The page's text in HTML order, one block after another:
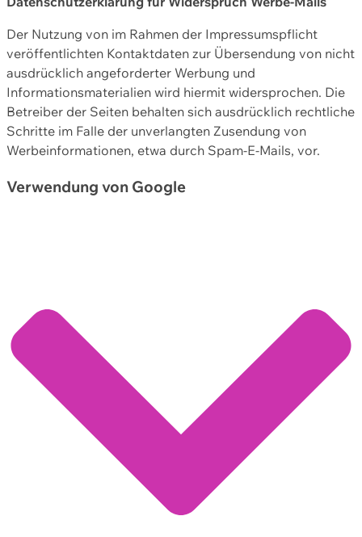
Der Nutzung von im Rahmen der Impressumspflicht
veröffentlichten Kontaktdaten zur Übersendung von nicht
ausdrücklich angeforderter Werbung und
Informationsmaterialien wird hiermit widersprochen. Die
Betreiber der Seiten behalten sich ausdrücklich rechtliche
Schritte im Falle der unverlangten Zusendung von
Werbeinformationen, etwa durch Spam-E-Mails, vor.
Verwendung von Google